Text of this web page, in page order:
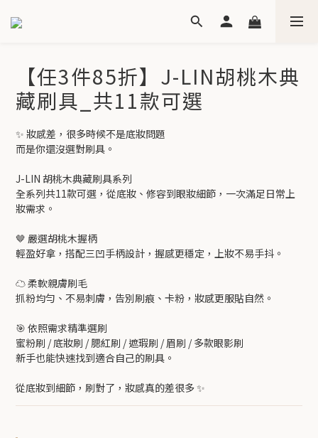
【任3件85折】J-LIN胡桃木典
藏刷具_共11款可選
✨ 妝感差，很多時候不是底妝問題
而是你還沒選對刷具。
J-LIN 胡桃木典藏刷具系列
全系列共11款可選，從底妝、修容到眼妝細節，一次滿足日常上
妝需求。
🤎 嚴選胡桃木握柄
輕盈好拿，搭配三凹手柄設計，握感更穩定，上妝不易手抖。
☁️ 柔軟親膚刷毛
抓粉均勻、不易刺膚，告別刷痕、卡粉，妝感更服貼自然。
🎯 依照需求精準選刷
蜜粉刷 / 底妝刷 / 腮紅刷 / 遮瑕刷 / 眉刷 / 多款眼影刷
新手也能快速找到適合自己的刷具。
從底妝到細節，刷對了，妝感真的差很多 ✨